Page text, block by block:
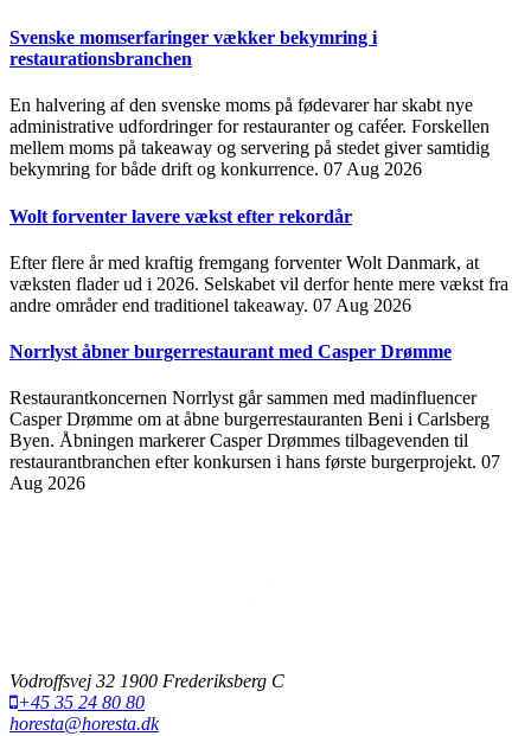
Svenske momserfaringer vækker bekymring i
restaurationsbranchen
En halvering af den svenske moms på fødevarer har skabt nye
administrative udfordringer for restauranter og caféer. Forskellen
mellem moms på takeaway og servering på stedet giver samtidig
bekymring for både drift og konkurrence. 07 Aug 2026
Wolt forventer lavere vækst efter rekordår
Efter flere år med kraftig fremgang forventer Wolt Danmark, at
væksten flader ud i 2026. Selskabet vil derfor hente mere vækst fra
andre områder end traditionel takeaway. 07 Aug 2026
Norrlyst åbner burgerrestaurant med Casper Drømme
Restaurantkoncernen Norrlyst går sammen med madinfluencer
Casper Drømme om at åbne burgerrestauranten Beni i Carlsberg
Byen. Åbningen markerer Casper Drømmes tilbagevenden til
restaurantbranchen efter konkursen i hans første burgerprojekt. 07
Aug 2026
Vodroffsvej 32 1900 Frederiksberg C
+45 35 24 80 80
horesta@horesta.dk